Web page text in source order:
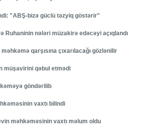
"ABŞ-bizə güclü təzyiq göstərir"
Ruhaninin nələri müzakirə edəcəyi açıqlandı
məhkəmə qarşısına çıxarılacağı gözlənilir
müşavirini qəbul etmədi
göndərilib
vaxtı bilindi
məhkəməsinin vaxtı məlum oldu